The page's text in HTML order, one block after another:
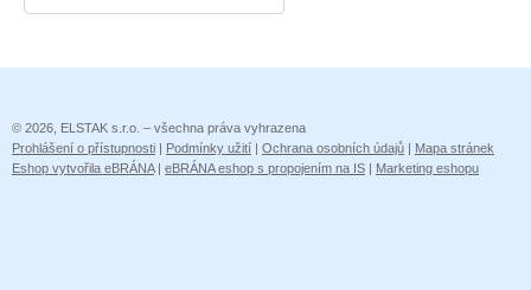
© 2026, ELSTAK s.r.o. – všechna práva vyhrazena
Prohlášení o přístupnosti | Podmínky užití | Ochrana osobních údajů | Mapa stránek
Eshop vytvořila eBRÁNA| eBRÁNA eshop s propojením na IS | Marketing eshopu